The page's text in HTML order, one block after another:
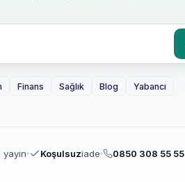
Finans Sağlık Blog Yabancı
Koşulsuziade 0850 308 55 55